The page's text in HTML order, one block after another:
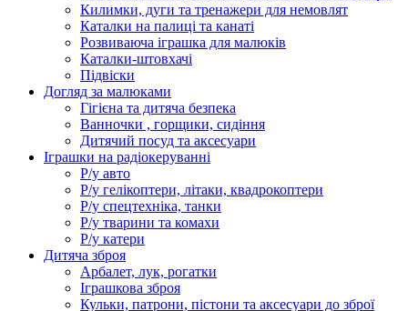
Килимки, дуги та тренажери для немовлят
Каталки на палиці та канаті
Розвиваюча іграшка для малюків
Каталки-штовхачі
Підвіски
Догляд за малюками
Гігієна та дитяча безпека
Ванночки , горщики, сидіння
Дитячий посуд та аксесуари
Іграшки на радіокеруванні
Р/у авто
Р/у гелікоптери, літаки, квадрокоптери
Р/у спецтехніка, танки
Р/у тварини та комахи
Р/у катери
Дитяча зброя
Арбалет, лук, рогатки
Іграшкова зброя
Кульки, патрони, пістони та аксесуари до зброї